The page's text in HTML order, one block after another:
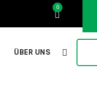
0
ÜBER UNS